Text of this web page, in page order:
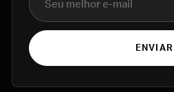
ENVIAR